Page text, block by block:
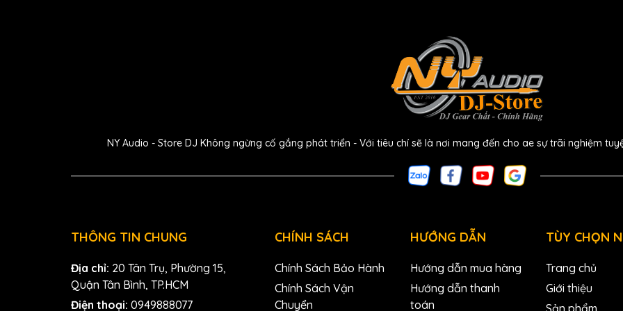
NY Audio - Store DJ Không ngừng cố gắng phát triển - Với tiêu chí sẽ là nơi mang đến cho ae sự trãi nghiệm
THÔNG TIN CHUNG
Địa chỉ: 20 Tân Trụ, Phường 15,
Quận Tân Bình, TP.HCM
Điện thoại: 0949888077
CHÍNH SÁCH
Chính Sách Bảo Hành
Chính Sách Vận
Chuyển
HƯỚNG DẪN
Hướng dẫn mua hàng
Hướng dẫn thanh
toán
TÙY CHỌN
Trang chủ
Giới thiệu